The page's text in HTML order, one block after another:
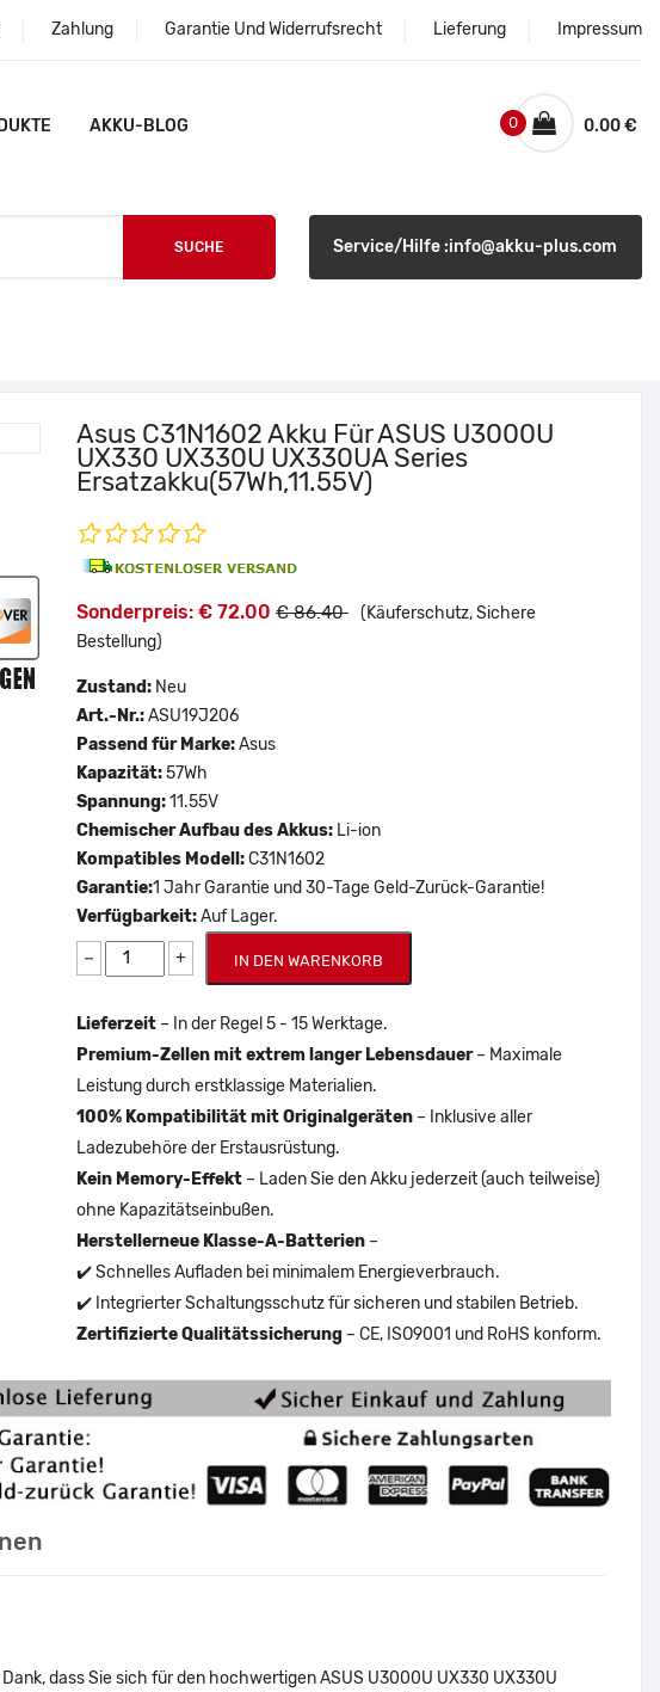
Zahlung Garantie Und Widerrufsrecht Lieferung Impressum
AKKU-BLOG 0.00 €
0
SUCHE Service/Hilfe :info@akku-plus.com
Asus C31N1602 Akku Für ASUS U3000U
UX330 UX330U UX330UA Series
Ersatzakku(57Wh,11.55V)
Sonderpreis: € 72.00 € 86.40 (Käuferschutz, Sichere
Bestellung)
Zustand: Neu
Art.-Nr.:ASU19J206
Passend für Marke:Asus
Kapazität:57Wh
Spannung:11.55V
Chemischer Aufbau des Akkus: Li-ion
Kompatibles Modell:C31N1602
Garantie:1 Jahr Garantie und 30-Tage Geld-Zurück-Garantie!
Verfügbarkeit:Auf Lager.
− + IN DEN WARENKORB
Lieferzeit – In der Regel 5 - 15 Werktage.
Premium-Zellen mit extrem langer Lebensdauer– Maximale
Leistung durch erstklassige Materialien.
100% Kompatibilität mit Originalgeräten – Inklusive aller
Ladezubehöre der Erstausrüstung.
Kein Memory-Effekt – Laden Sie den Akku jederzeit (auch teilweise)
ohne Kapazitätseinbußen.
Herstellerneue Klasse-A-Batterien –
✔️ Schnelles Aufladen bei minimalem Energieverbrauch.
✔️ Integrierter Schaltungsschutz für sicheren und stabilen Betrieb.
Zertifizierte Qualitätssicherung – CE, ISO9001 und RoHS konform.
dass Sie sich für den hochwertigen ASUS U3000U UX330 UX330U